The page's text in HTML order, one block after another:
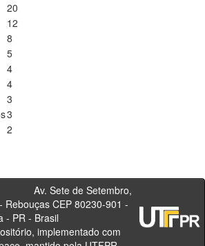
20
12
8
5
4
4
3
3
2
Sete de Setembro,
Rebouças CEP 80230-901 -
- PR - Brasil
implementado com